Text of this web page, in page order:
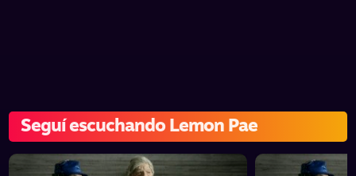
Seguí escuchando Lemon Pae